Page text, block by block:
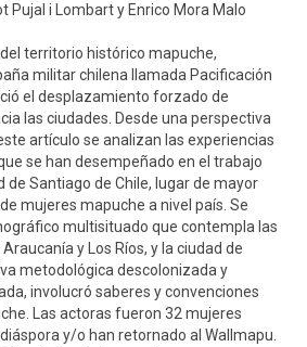
Pujal i Lombart y Enrico Mora Malo
territorio histórico mapuche,
militar chilena llamada Pacificación
el desplazamiento forzado de
las ciudades. Desde una perspectiva
artículo se analizan las experiencias
se han desempeñado en el trabajo
de Santiago de Chile, lugar de mayor
mujeres mapuche a nivel país. Se
multisituado que contempla las
y Los Ríos, y la ciudad de
metodológica descolonizada y
involucró saberes y convenciones
Las actoras fueron 32 mujeres
y/o han retornado al Wallmapu.